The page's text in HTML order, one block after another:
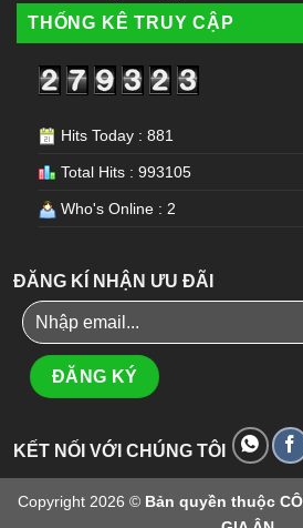
THỐNG KÊ TRUY CẬP
Hits Today : 881
Total Hits : 993105
Who's Online : 2
ĐĂNG KÍ NHẬN ƯU ĐÃI
KẾT NỐI VỚI CHÚNG TÔI
Copyright 2026 © Bản quyền thuộc